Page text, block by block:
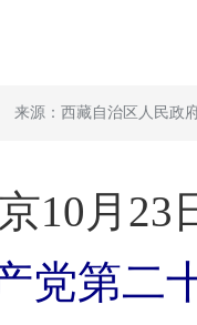
来源：西藏自治区人民政
10月23
党第二